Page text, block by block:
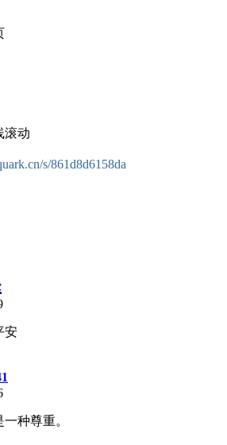
滚动
s/861d8d6158da
安
种尊重。